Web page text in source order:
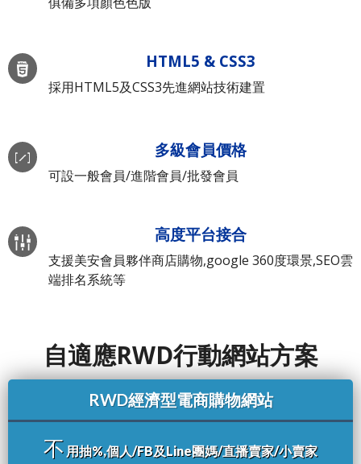
HTML5 & CSS3
採用HTML5及CSS3先進網站技術建置
多級會員價格
可設一般會員/進階會員/批發會員
高度平台接合
支援美安會員夥伴商店購物,google 360度環景,SEO雲
端排名系統等
自適應RWD行動網站方案
RWD經濟型電商購物網站
不 用抽%,個人/FB及Line團媽/直播賣家/小賣家